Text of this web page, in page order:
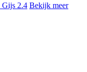
Gijs 2.4 Bekijk meer